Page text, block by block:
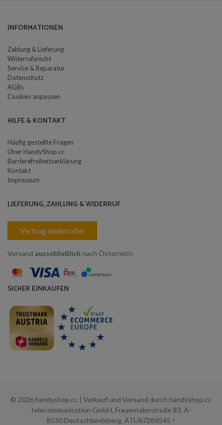
INFORMATIONEN
Zahlung & Lieferung
Widerrufsrecht
Service & Reparatur
Datenschutz
AGBs
Cookies anpassen
HILFE & KONTAKT
Häufig gestellte Fragen
Über HandyShop.cc
Barrierefreiheitserklärung
Kontakt
Impressum
LIEFERUNG, ZAHLUNG & WIDERRUF
Vertrag widerrufen
Versand ausschließlich nach Österreich
SICHER EINKAUFEN
© 2026 handyshop.cc | Verkauf und Versand durch handyshop.cc
telecommunication GmbH, Frauentalerstraße 83, A-
8530 Deutschlandsberg, ATU67286545 ↑